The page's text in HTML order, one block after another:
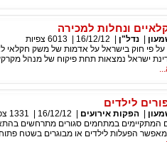
ונחלות למכירה
נדל"ן 16/12/12
6013 צפיות
על פי חוק בישראל על אדמות של משק חקלאי
ישראל נמצאות תחת פיקוח של מנהל
לילדים
הפקות אירועים 16/12/12
1331
המתקיימים במתחמים סגורים מתרחשים
מאפשר הפעלות לילדים או מבוגרים בשטח